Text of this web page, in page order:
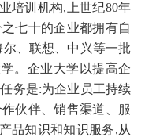
培训机构,上世纪80年
七十的企业都拥有自
尔、联想、中兴等一批
。企业大学以提高企
务是:为企业员工持续
伙伴、销售渠道、服
品知识和知识服务,从